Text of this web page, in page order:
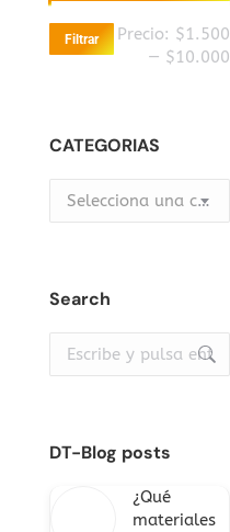
Filtrar Precio: $1.500
— $10.000
CATEGORIAS
Selecciona una categoría
Search
DT-Blog posts
¿Qué
materiales